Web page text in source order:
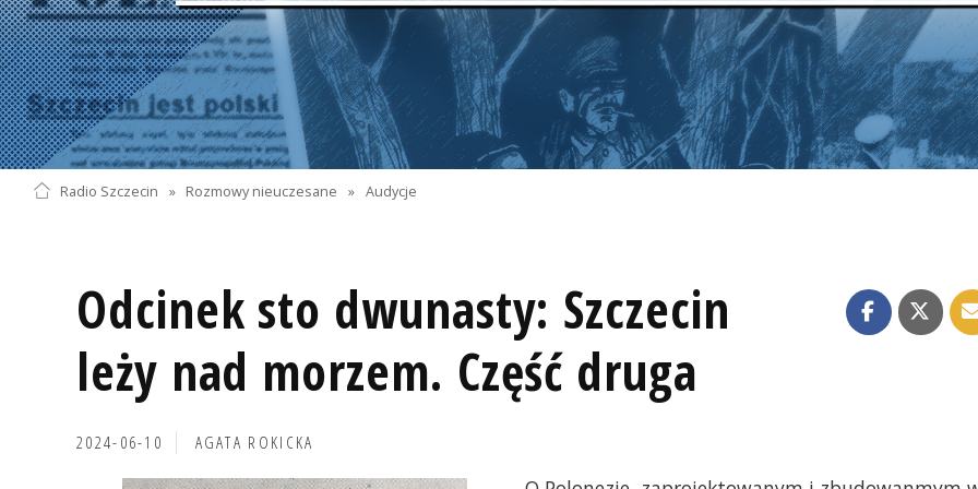
Radio Szczecin » Rozmowy nieuczesane » Audycje
Odcinek sto dwunasty: Szczecin
leży nad morzem. Część druga
2024-06-10 AGATA ROKICKA